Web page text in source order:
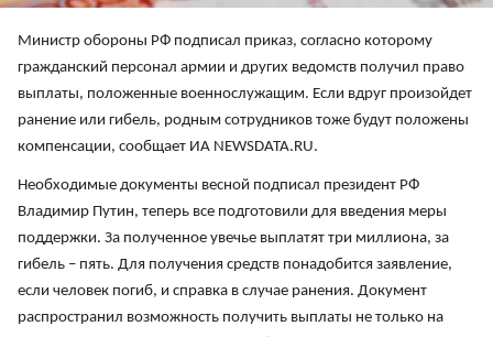
Министр обороны РФ подписал приказ, согласно которому
гражданский персонал армии и других ведомств получил право
выплаты, положенные военнослужащим. Если вдруг произойдет
ранение или гибель, родным сотрудников тоже будут положены
компенсации, сообщает ИА NEWSDATA.RU.
Необходимые документы весной подписал президент РФ
Владимир Путин, теперь все подготовили для введения меры
поддержки. За полученное увечье выплатят три миллиона, за
гибель – пять. Для получения средств понадобится заявление,
если человек погиб, и справка в случае ранения. Документ
распространил возможность получить выплаты не только на